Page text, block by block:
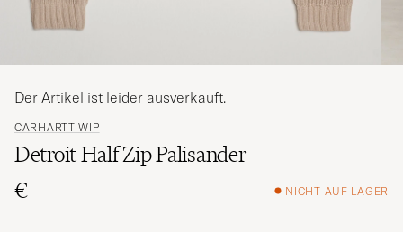
CARHARTT WIP
Detroit Half Zip Palisander
€
NICHT AUF LAGER
Der Artikel ist leider ausverkauft.